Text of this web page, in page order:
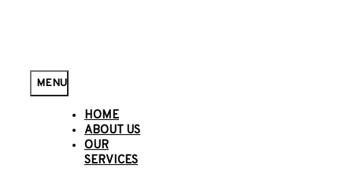
MENU
HOME
ABOUT US
OUR
SERVICES